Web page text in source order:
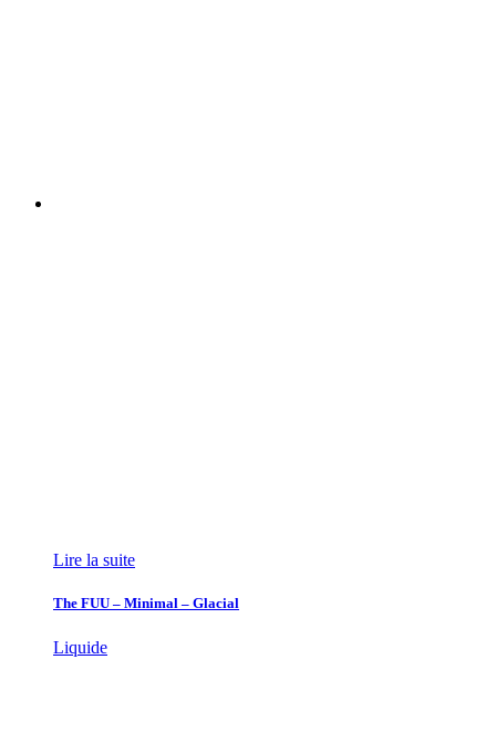
Lire la suite
The FUU – Minimal – Glacial
Liquide